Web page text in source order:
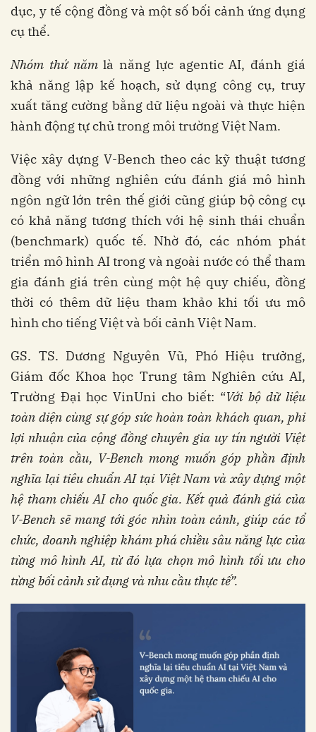
dục, y tế cộng đồng và một số bối cảnh ứng dụng
cụ thể.
Nhóm thứ nămlà năng lực agentic AI, đánh giá
khả năng lập kế hoạch, sử dụng công cụ, truy
xuất tăng cường bằng dữ liệu ngoài và thực hiện
hành động tự chủ trong môi trường Việt Nam.
Việc xây dựng V-Bench theo các kỹ thuật tương
đồng với những nghiên cứu đánh giá mô hình
ngôn ngữ lớn trên thế giới cũng giúp bộ công cụ
có khả năng tương thích với hệ sinh thái chuẩn
(benchmark) quốc tế. Nhờ đó, các nhóm phát
triển mô hình AI trong và ngoài nước có thể tham
gia đánh giá trên cùng một hệ quy chiếu, đồng
thời có thêm dữ liệu tham khảo khi tối ưu mô
hình cho tiếng Việt và bối cảnh Việt Nam.
GS. TS. Dương Nguyên Vũ, Phó Hiệu trưởng,
Giám đốc Khoa học Trung tâm Nghiên cứu AI,
Trường Đại học VinUni cho biết: “Với bộ dữ liệu
toàn diện cùng sự góp sức hoàn toàn khách quan, phi
lợi nhuận của cộng đồng chuyên gia uy tín người Việt
trên toàn cầu, V-Bench mong muốn góp phần định
nghĩa lại tiêu chuẩn AI tại Việt Nam và xây dựng một
hệ tham chiếu AI cho quốc gia. Kết quả đánh giá của
V-Bench sẽ mang tới góc nhìn toàn cảnh, giúp các tổ
chức, doanh nghiệp khám phá chiều sâu năng lực của
từng mô hình AI, từ đó lựa chọn mô hình tối ưu cho
từng bối cảnh sử dụng và nhu cầu thực tế”.